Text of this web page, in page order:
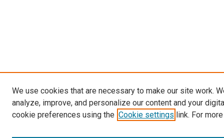
We use cookies that are necessary to make our site work.
analyze, improve, and personalize our content and your
cookie preferences using the Cookie settings link. For